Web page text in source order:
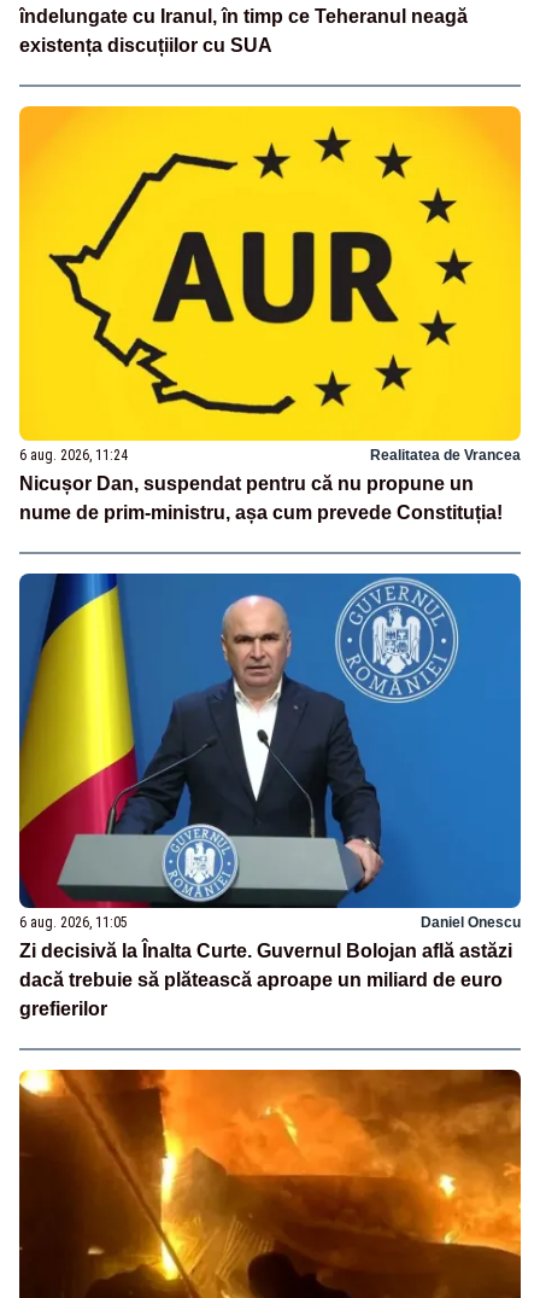
îndelungate cu Iranul, în timp ce Teheranul neagă
existența discuțiilor cu SUA
6 aug. 2026, 11:24 Realitatea de Vrancea
Nicușor Dan, suspendat pentru că nu propune un
nume de prim-ministru, așa cum prevede Constituția!
6 aug. 2026, 11:05 Daniel Onescu
Zi decisivă la Înalta Curte. Guvernul Bolojan află astăzi
dacă trebuie să plătească aproape un miliard de euro
grefierilor